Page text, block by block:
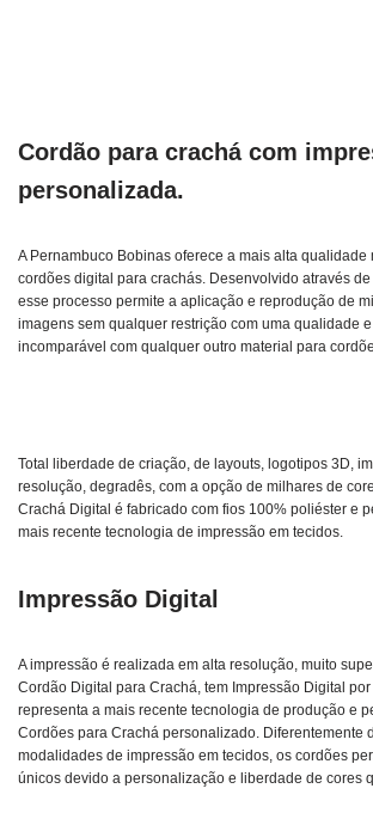
Cordão para crachá com
personalizada.
A Pernambuco Bobinas oferece a mais alta qualidade
cordões digital para crachás. Desenvolvido através
esse processo permite a aplicação e reprodução de
imagens sem qualquer restrição com uma qualidade
incomparável com qualquer outro material para
Total liberdade de criação, de layouts, logotipos 3D,
resolução, degradês, com a opção de milhares de
Crachá Digital é fabricado com fios 100% poliéster e
mais recente tecnologia de impressão em tecidos.
Impressão Digital
A impressão é realizada em alta resolução, muito
Cordão Digital para Crachá, tem Impressão Digital
representa a mais recente tecnologia de produção e
Cordões para Crachá personalizado. Diferentemente
modalidades de impressão em tecidos, os cordões
únicos devido a personalização e liberdade de cores